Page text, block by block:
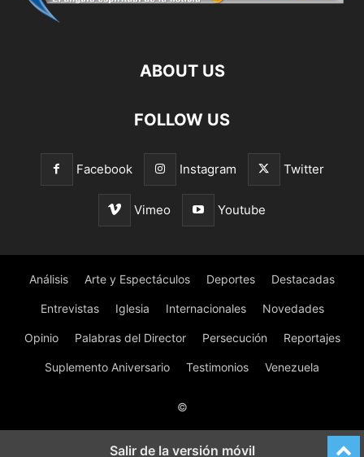
ABOUT US
FOLLOW US
Facebook Instagram Twitter
Vimeo Youtube
Análisis Arte y Espectáculos Deportes Destacadas
Entrevistas Iglesia Internacionales Novedades
Opinio Palabras del Director Persecución Reportajes
Suplemento Aniversario Testimonios Venezuela
©
Salir de la versión móvil